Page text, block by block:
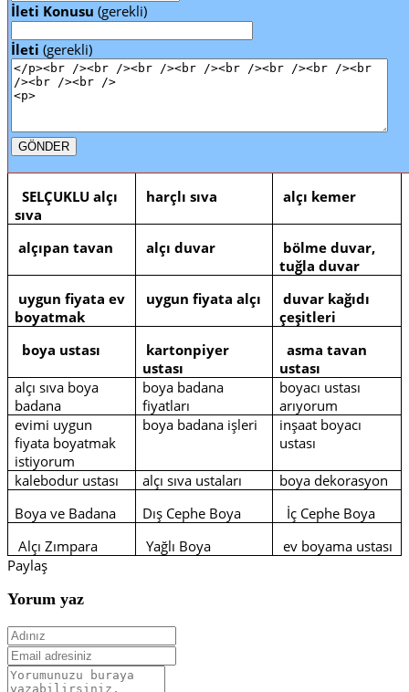
İleti Konusu (gerekli)
İleti (gerekli)
SELÇUKLU alçı
sıva
harçlı sıva alçı kemer
alçıpan tavan alçı duvar
bölme duvar,
tuğla duvar
uygun fiyata ev
boyatmak
uygun fiyata alçı
duvar kağıdı
çeşitleri
boya ustası
kartonpiyer
ustası
asma tavan
ustası
alçı sıva boya
badana
boya badana
fiyatları
boyacı ustası
arıyorum
evimi uygun
fiyata boyatmak
istiyorum
boya badana işleri
inşaat boyacı
ustası
kalebodur ustası alçı sıva ustaları
boya dekorasyon
Boya ve Badana
Dış Cephe Boya
İç Cephe Boya
Alçı Zımpara
Yağlı Boya
ev boyama ustası
Paylaş
Yorum yaz